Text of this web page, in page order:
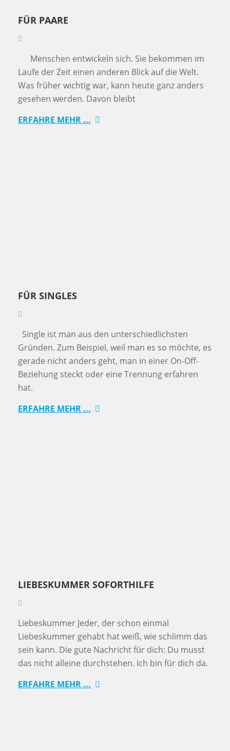
FÜR PAARE
Menschen entwickeln sich. Sie bekommen im
Laufe der Zeit einen anderen Blick auf die Welt.
Was früher wichtig war, kann heute ganz anders
gesehen werden. Davon bleibt
ERFAHRE MEHR ...
FÜR SINGLES
Single ist man aus den unterschiedlichsten
Gründen. Zum Beispiel, weil man es so möchte, es
gerade nicht anders geht, man in einer On-Off-
Beziehung steckt oder eine Trennung erfahren
hat.
ERFAHRE MEHR ...
LIEBESKUMMER SOFORTHILFE
Liebeskummer Jeder, der schon einmal
Liebeskummer gehabt hat weiß, wie schlimm das
sein kann. Die gute Nachricht für dich: Du musst
das nicht alleine durchstehen. Ich bin für dich da.
ERFAHRE MEHR ...